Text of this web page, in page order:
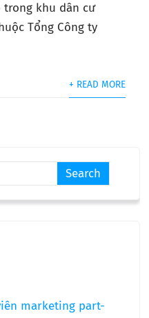
trong khu dân cư
Tổng Công ty
+ READ MORE
marketing part-